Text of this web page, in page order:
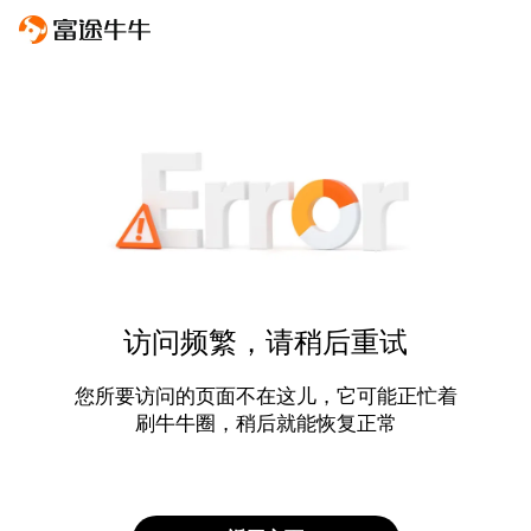
访问频繁，请稍后重试
您所要访问的页面不在这儿，它可能正忙着
刷牛牛圈，稍后就能恢复正常